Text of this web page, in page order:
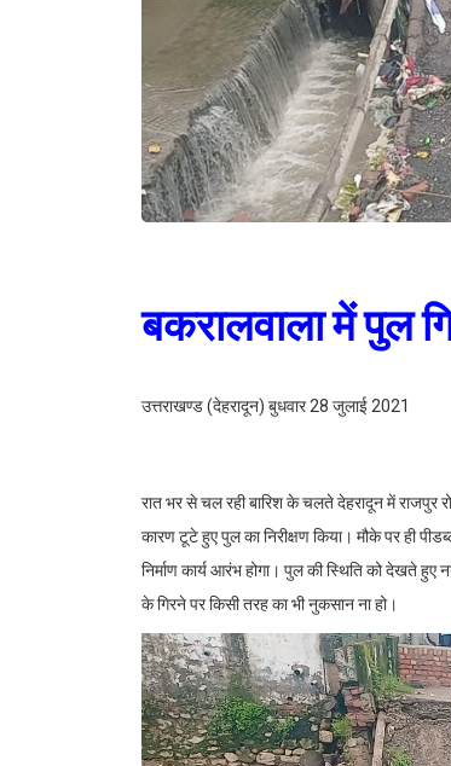
बकरालवाला में पुल
उत्तराखण्ड (देहरादून) बुधवार 28 जुलाई 2021
रात भर से चल रही बारिश के चलते देहरादून में राजपुर
कारण टूटे हुए पुल का निरीक्षण किया। मौके पर ही
निर्माण कार्य आरंभ होगा। पुल की स्थिति को देखते हुए
के गिरने पर किसी तरह का भी नुकसान ना हो।